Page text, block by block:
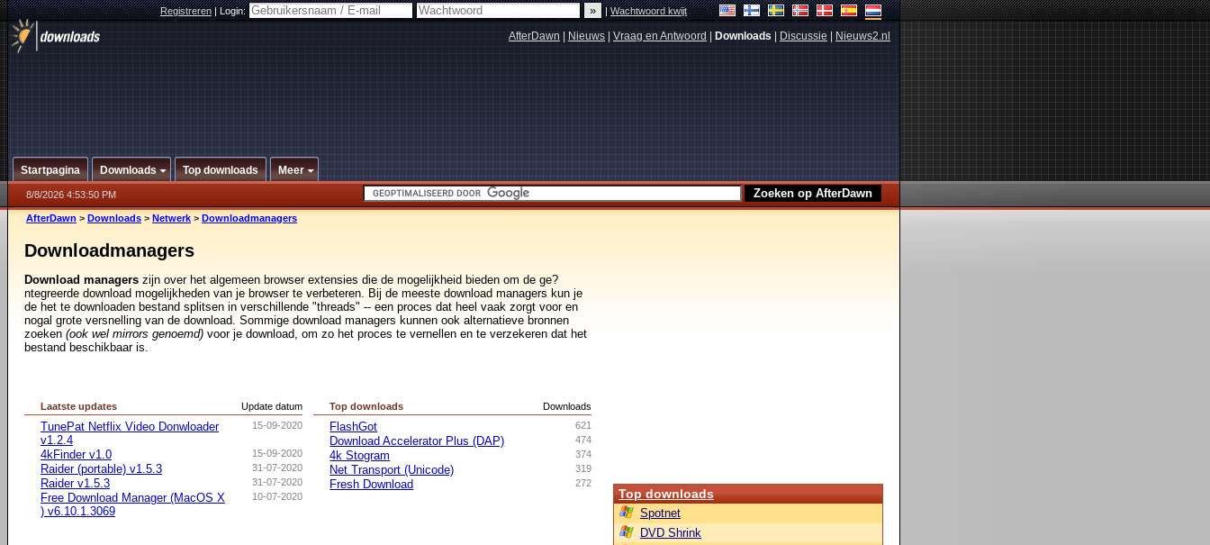
Registreren|Login: |Wachtwoord kwijt
AfterDawn Nieuws Vraag en Antwoord Downloads Discussie Nieuws2.nl
Startpagina Downloads Top downloads Meer
8/8/2026 4:53:50 PM
AfterDawn > Downloads > Netwerk > Downloadmanagers
Downloadmanagers
Download managers zijn over het algemeen browser extensies die de mogelijkheid bieden om de ge?
ntegreerde download mogelijkheden van je browser te verbeteren. Bij de meeste download managers kun je
de het te downloaden bestand splitsen in verschillende "threads" -- een proces dat heel vaak zorgt voor en
nogal grote versnelling van de download. Sommige download managers kunnen ook alternatieve bronnen
zoeken (ook wel mirrors genoemd) voor je download, om zo het proces te vernellen en te verzekeren dat het
bestand beschikbaar is.
Update datum
Laatste updates
15-09-2020
TunePat Netflix Video Donwloader
v1.2.4
15-09-2020
4kFinder v1.0
31-07-2020
Raider (portable) v1.5.3
31-07-2020
Raider v1.5.3
10-07-2020
Free Download Manager (MacOS X
) v6.10.1.3069
Downloads
Top downloads
621
FlashGot
474
Download Accelerator Plus (DAP)
374
4k Stogram
319
Net Transport (Unicode)
272
Fresh Download
Top downloads
Spotnet
DVD Shrink